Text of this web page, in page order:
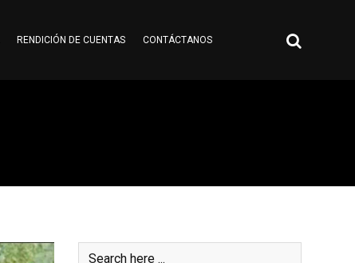
RENDICIÓN DE CUENTAS CONTÁCTANOS